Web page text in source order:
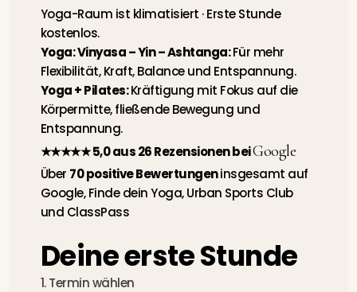
Yoga-Raum ist klimatisiert ·Erste Stunde
kostenlos.
Yoga:Vinyasa – Yin – Ashtanga:Für mehr
Flexibilität, Kraft, Balance und Entspannung.
Yoga + Pilates:Kräftigung mit Fokus auf die
Körpermitte, fließende Bewegung und
Entspannung.
★★★★★ 5,0 aus 26 Rezensionen beiGoogle
Über 70 positive Bewertungeninsgesamt auf
Google, Finde dein Yoga, Urban Sports Club
und ClassPass
Deine erste Stunde
1. Termin wählen